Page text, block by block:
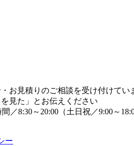
お見積りのご相談を受け付けてい
見た」とお伝えください
／8:30～20:00（土日祝／9:00～
ー